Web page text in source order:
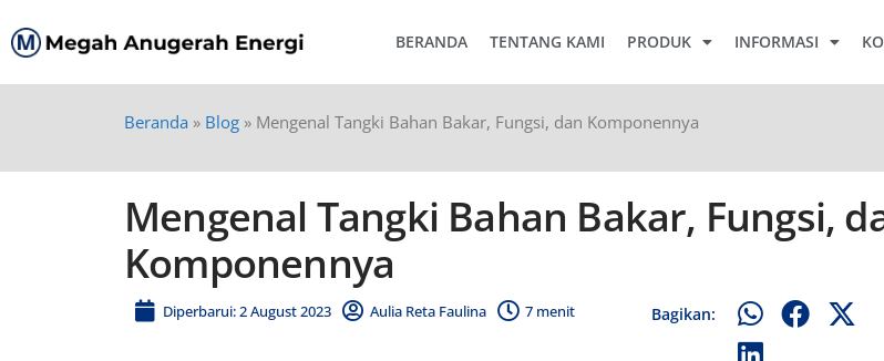
BERANDA TENTANG KAMI PRODUK INFORMASI
Beranda » Blog » Mengenal Tangki Bahan Bakar, Fungsi, dan Komponennya
Mengenal Tangki Bahan Bakar, Fungsi,
Komponennya
Diperbarui: 2 August 2023 Aulia Reta Faulina 7 menit Bagikan: